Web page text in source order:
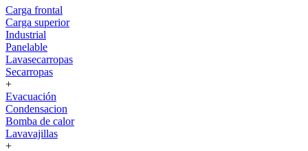
Carga frontal
Carga superior
Industrial
Panelable
Lavasecarropas
Secarropas
+
Evacuación
Condensacion
Bomba de calor
Lavavajillas
+